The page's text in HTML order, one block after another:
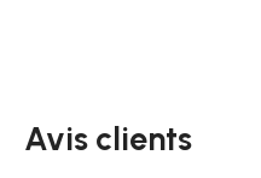
Avis clients